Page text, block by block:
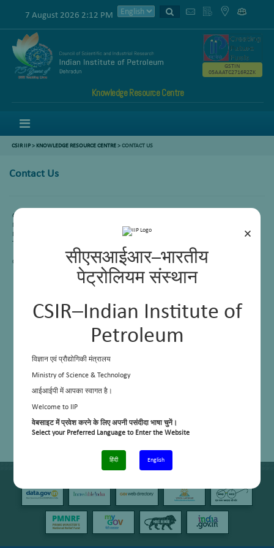
×
सीएसआईआर–भारतीय
पेट्रोलियम संस्थान
CSIR–Indian Institute of
Petroleum
विज्ञान एवं प्रौद्योगिकी मंत्रालय
Ministry of Science & Technology
आईआईपी में आपका स्वागत है।
Welcome to IIP
वेबसाइट में प्रवेश करने के लिए अपनी पसंदीदा भाषा चुनें।
Select your Preferred Language to Enter the Website
हिंदी English
7 August 2026 2:12 PM
Knowledge Resource Centre
GSTIN
05AAATC2716R2ZK
CSIR IIP> KNOWLEDGE RESOURCE CENTRE> CONTACT US
Contact Us
C D Sharma
Tel No: +91 – 135 – 2525 776
Cell No: +91 – 9412028789